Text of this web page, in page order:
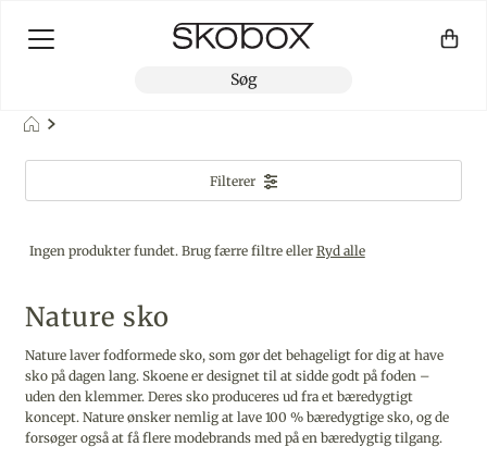
Filterer
Ingen produkter fundet. Brug færre filtre eller Ryd alle
Nature sko
Nature laver fodformede sko, som gør det behageligt for dig at have
sko på dagen lang. Skoene er designet til at sidde godt på foden –
uden den klemmer. Deres sko produceres ud fra et bæredygtigt
koncept. Nature ønsker nemlig at lave 100 % bæredygtige sko, og de
forsøger også at få flere modebrands med på en bæredygtig tilgang.